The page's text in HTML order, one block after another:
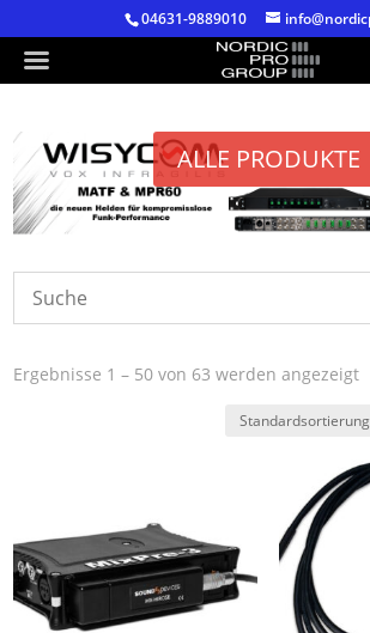
04631-9889010
ALLE PRODUKTE
Ergebnisse 1 – 50 von 63 werden angezeigt